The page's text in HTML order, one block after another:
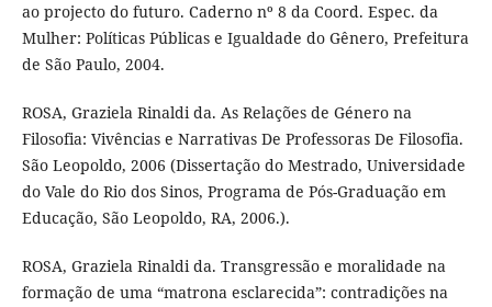
ao projecto do futuro. Caderno nº 8 da Coord. Espec. da
Mulher: Políticas Públicas e Igualdade do Gênero, Prefeitura
de São Paulo, 2004.
ROSA, Graziela Rinaldi da. As Relações de Género na
Filosofia: Vivências e Narrativas De Professoras De Filosofia.
São Leopoldo, 2006 (Dissertação do Mestrado, Universidade
do Vale do Rio dos Sinos, Programa de Pós-Graduação em
Educação, São Leopoldo, RA, 2006.).
ROSA, Graziela Rinaldi da. Transgressão e moralidade na
formação de uma “matrona esclarecida”: contradições na